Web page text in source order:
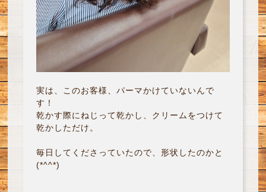
実は、このお客様、パーマかけていないんで
す！
乾かす際にねじって乾かし、クリームをつけて
乾かしただけ。
毎日してくださっていたので、形状したのかと
(*^^*)